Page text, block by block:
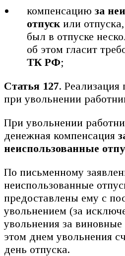
компенсациюза
отпуск или
был в отпуске
об этом гласит
ТК РФ;
Статья 127. Реализация
при увольнении
При увольнении
денежная компенсация
неиспользованные
По письменному
неиспользованные
предоставлены ему с
увольнением (за
увольнения за
этом днем увольнения
день отпуска.